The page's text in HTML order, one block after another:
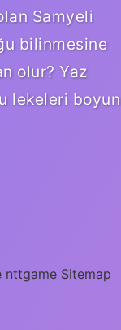
Samyeli
bilinmesine
olur? Yaz
lekeleri boyun
nttgame Sitemap